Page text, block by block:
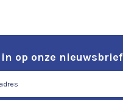
op onze nieuwsbrief